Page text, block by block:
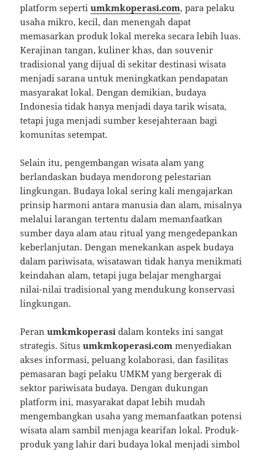
platform sepertiumkmkoperasi.com, para pelaku
usaha mikro, kecil, dan menengah dapat
memasarkan produk lokal mereka secara lebih luas.
Kerajinan tangan, kuliner khas, dan souvenir
tradisional yang dijual di sekitar destinasi wisata
menjadi sarana untuk meningkatkan pendapatan
masyarakat lokal. Dengan demikian, budaya
Indonesia tidak hanya menjadi daya tarik wisata,
tetapi juga menjadi sumber kesejahteraan bagi
komunitas setempat.
Selain itu, pengembangan wisata alam yang
berlandaskan budaya mendorong pelestarian
lingkungan. Budaya lokal sering kali mengajarkan
prinsip harmoni antara manusia dan alam, misalnya
melalui larangan tertentu dalam memanfaatkan
sumber daya alam atau ritual yang mengedepankan
keberlanjutan. Dengan menekankan aspek budaya
dalam pariwisata, wisatawan tidak hanya menikmati
keindahan alam, tetapi juga belajar menghargai
nilai-nilai tradisional yang mendukung konservasi
lingkungan.
Peranumkmkoperasi dalam konteks ini sangat
strategis. Situsumkmkoperasi.com menyediakan
akses informasi, peluang kolaborasi, dan fasilitas
pemasaran bagi pelaku UMKM yang bergerak di
sektor pariwisata budaya. Dengan dukungan
platform ini, masyarakat dapat lebih mudah
mengembangkan usaha yang memanfaatkan potensi
wisata alam sambil menjaga kearifan lokal. Produk-
produk yang lahir dari budaya lokal menjadi simbol